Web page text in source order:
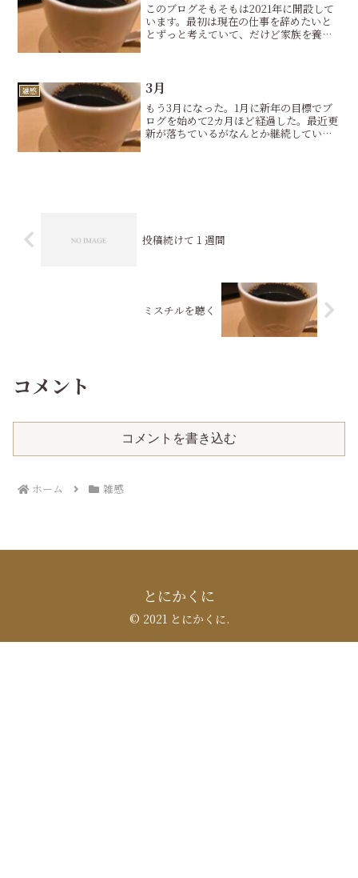
このブログそもそもは2021年に開設して
います。最初は現在の仕事を辞めたいと
とずっと考えていて、だけど家族を養う
で稼げないかな？なん...
雑感 3月
もう3月になった。1月に新年の目標でブ
ログを始めて2カ月ほど経過した。最近更
新が落ちているがなんとか継続してい
投稿続けて１週間
ミスチルを聴く
コメント
コメントを書き込む
ホーム 雑感
とにかくに
© 2021 とにかくに.